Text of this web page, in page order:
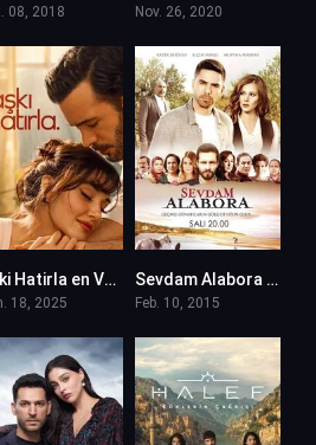
08, 2018 Nov. 26, 2020
Aski Hatirla en VF (Voix Francaise)
18, 2025
Sevdam Alabora en VF (Voix Francaise)
Feb. 10, 2015